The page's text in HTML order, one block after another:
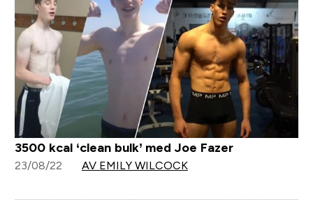
3500 kcal ‘clean bulk’ med Joe Fazer
23/08/22 AV EMILY WILCOCK